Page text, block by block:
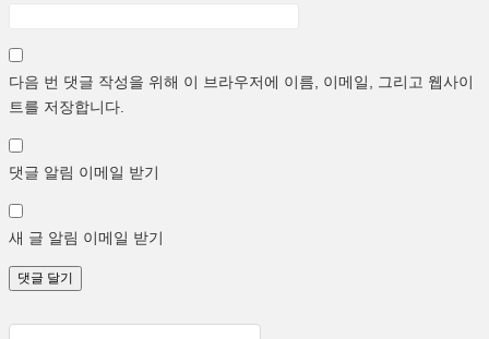
다음 번 댓글 작성을 위해 이 브라우저에 이름, 이메일, 그리고 웹사이
트를 저장합니다.
댓글 알림 이메일 받기
새 글 알림 이메일 받기